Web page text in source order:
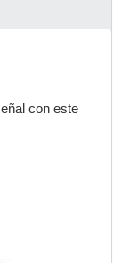
con este